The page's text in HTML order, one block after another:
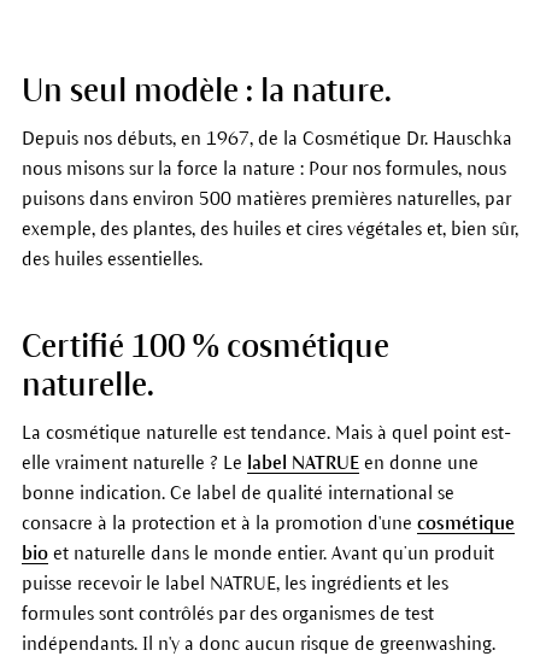
Un seul modèle : la nature.
Depuis nos débuts, en 1967, de la Cosmétique Dr. Hauschka
nous misons sur la force la nature : Pour nos formules, nous
puisons dans environ 500 matières premières naturelles, par
exemple, des plantes, des huiles et cires végétales et, bien sûr,
des huiles essentielles.
Certifié 100 % cosmétique
naturelle.
La cosmétique naturelle est tendance. Mais à quel point est-
elle vraiment naturelle ? Le label NATRUEen donne une
bonne indication. Ce label de qualité international se
consacre à la protection et à la promotion d'une cosmétique
bioet naturelle dans le monde entier. Avant qu’un produit
puisse recevoir le label NATRUE, les ingrédients et les
formules sont contrôlés par des organismes de test
indépendants. Il n'y a donc aucun risque de greenwashing.